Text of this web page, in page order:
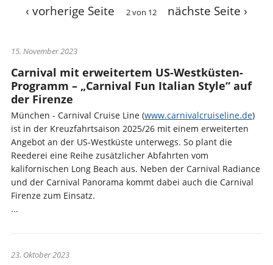
‹ vorherige Seite 2 von 12 nächste Seite ›
15. November 2023
Carnival mit erweitertem US-Westküsten-
Programm – „Carnival Fun Italian Style“ auf
der Firenze
München - Carnival Cruise Line (www.carnivalcruiseline.de)
ist in der Kreuzfahrtsaison 2025/26 mit einem erweiterten
Angebot an der US-Westküste unterwegs. So plant die
Reederei eine Reihe zusätzlicher Abfahrten vom
kalifornischen Long Beach aus. Neben der Carnival Radiance
und der Carnival Panorama kommt dabei auch die Carnival
Firenze zum Einsatz.
...
23. Oktober 2023